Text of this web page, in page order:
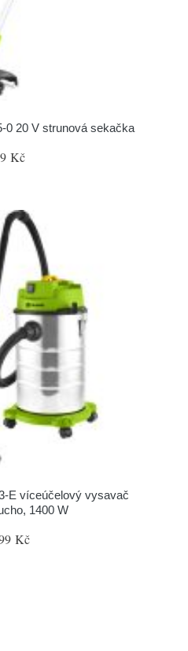
0 20 V strunová sekačka
Kč
E víceúčelový vysavač
1400 W
Kč